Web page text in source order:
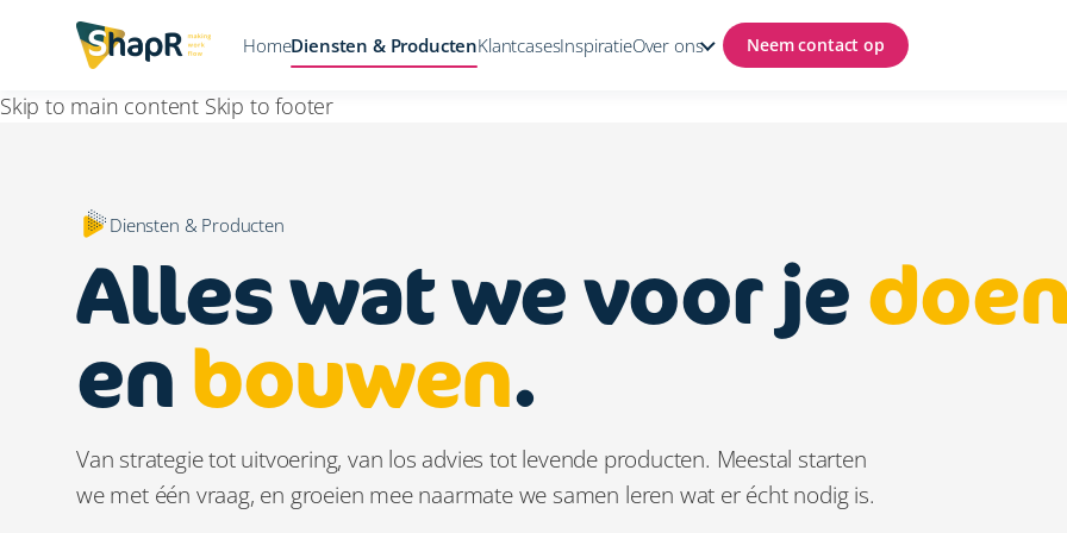
Skip to main content Skip to footer
HomeDiensten & ProductenKlantcasesInspiratieOver ons Neem contact op
Diensten & Producten
Alles wat we voor je
en bouwen.
Van strategie tot uitvoering, van los advies tot levende producten. Meestal starten
we met één vraag, en groeien mee naarmate we samen leren wat er écht nodig is.